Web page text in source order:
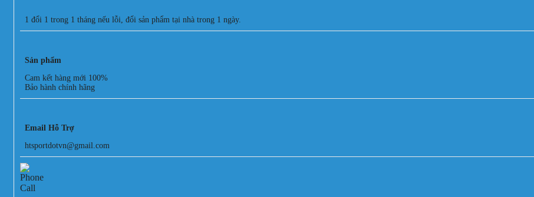
1 đổi 1 trong 1 tháng nếu lỗi, đổi sản phẩm tại nhà trong 1 ngày.
Sản phẩm
Cam kết hàng mới 100%
Bảo hành chính hãng
Email Hỗ Trợ
htsportdotvn@gmail.com